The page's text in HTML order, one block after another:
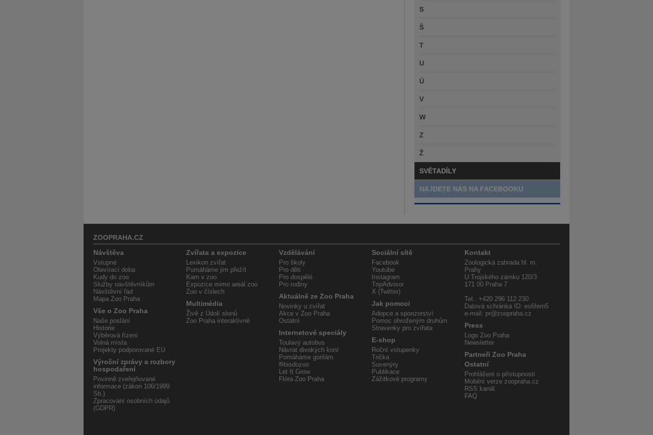
S
Š
T
U
Ú
V
W
Z
Ž
SVĚTADÍLY
NAJDETE NÁS NA FACEBOOKU
ZOOPRAHA.CZ
Návštěva
Vstupné
Otevírací doba
Kudy do zoo
Služby návštěvníkům
Návštěvní řád
Mapa Zoo Praha
Vše o Zoo Praha
Naše poslání
Historie
Výběrová řízení
Volná místa
Projekty podporované EU
Výroční zprávy a rozbory
hospodaření
Povinně zveřejňované
informace (zákon 106/1999
Sb.)
Zpracování osobních údajů
(GDPR)
Zvířata a expozice
Lexikon zvířat
Pomáháme jim přežít
Kam v zoo
Expozice mimo areál zoo
Zoo v číslech
Multimédia
Živě z Údolí slonů
Zoo Praha interaktivně
Vzdělávání
Pro školy
Pro děti
Pro dospělé
Pro rodiny
Aktuálně ze Zoo Praha
Novinky u zvířat
Akce v Zoo Praha
Ostatní
Internetové speciály
Toulavý autobus
Návrat divokých koní
Pomáháme gorilám
#ibisdozoo
Let It Grow
Flóra Zoo Praha
Sociální sítě
Facebook
Youtube
Instagram
TripAdvisor
X (Twitter)
Jak pomoci
Adopce a sponzorství
Pomoc ohroženým druhům
Stravenky pro zvířata
E-shop
Roční vstupenky
Trička
Suvenýry
Publikace
Zážitkové programy
Kontakt
Zoologická zahrada hl. m.
Prahy
U Trojského zámku 120/3
171 00 Praha 7
Tel.: +420 296 112 230
Datová schránka ID: es6fem5
e-mail: pr@zoopraha.cz
Press
Logo Zoo Praha
Newsletter
Partneři Zoo Praha
Ostatní
Prohlášení o přístupnosti
Mobilní verze zoopraha.cz
RSS kanál
FAQ